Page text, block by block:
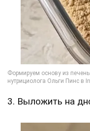
3. Выложить на